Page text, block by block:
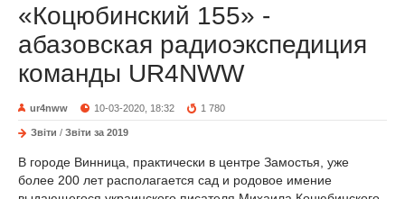
«Коцюбинский 155» -
абазовская радиоэкспедиция
команды UR4NWW
ur4nww 10-03-2020, 18:32 1 780
Звіти / Звіти за 2019
В городе Винница, практически в центре Замостья, уже
более 200 лет располагается сад и родовое имение